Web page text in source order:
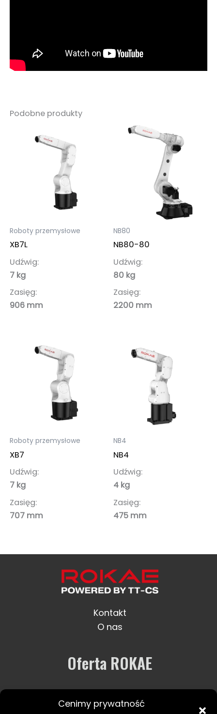
Cenimy prywatność
Podobne produkty
Roboty przemysłowe
XB7L
Udźwig:
7 kg
Zasięg:
906 mm
NB80
NB80-80
Udźwig:
80 kg
Zasięg:
2200 mm
Roboty przemysłowe
XB7
Udźwig:
7 kg
Zasięg:
707 mm
NB4
NB4
Udźwig:
4 kg
Zasięg:
475 mm
Kontakt
O nas
Oferta ROKAE
Usługi i wsparcie